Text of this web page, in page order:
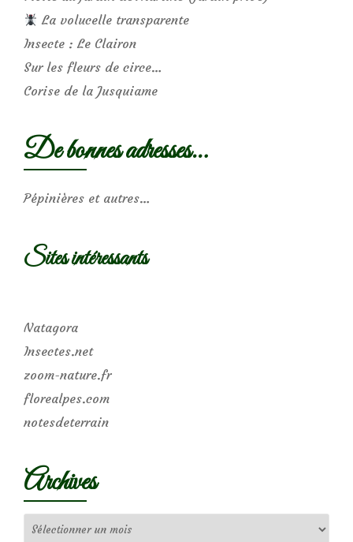
La volucelle transparente
Insecte : Le Clairon
Sur les fleurs de circe…
Corise de la Jusquiame
De bonnes adresses…
Pépinières et autres…
Sites intéressants
Natagora
Insectes.net
zoom-nature.fr
florealpes.com
notesdeterrain
Archives